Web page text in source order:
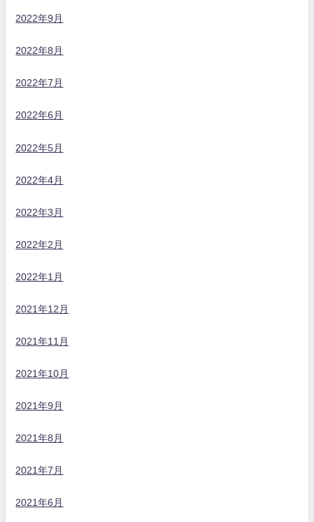
2022年9月
2022年8月
2022年7月
2022年6月
2022年5月
2022年4月
2022年3月
2022年2月
2022年1月
2021年12月
2021年11月
2021年10月
2021年9月
2021年8月
2021年7月
2021年6月